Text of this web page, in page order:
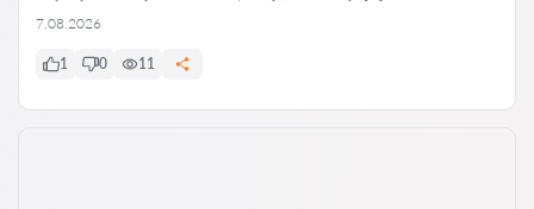
7.08.2026
1 0 11